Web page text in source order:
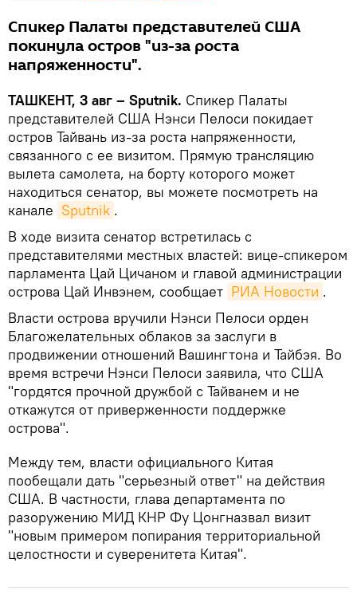
Спикер Палаты представителей США
покинула остров "из-за роста
напряженности".
ТАШКЕНТ, 3 авг – Sputnik. Спикер Палаты
представителей США Нэнси Пелоси покидает
остров Тайвань из-за роста напряженности,
связанного с ее визитом. Прямую трансляцию
вылета самолета, на борту которого может
находиться сенатор, вы можете посмотреть на
канале Sputnik .
В ходе визита сенатор встретилась с
представителями местных властей: вице-спикером
парламента Цай Цичаном и главой администрации
острова Цай Инвэнем, сообщает РИА Новости .
Власти острова вручили Нэнси Пелоси орден
Благожелательных облаков за заслуги в
продвижении отношений Вашингтона и Тайбэя. Во
время встречи Нэнси Пелоси заявила, что США
"гордятся прочной дружбой с Тайванем и не
откажутся от приверженности поддержке
острова".
Между тем, власти официального Китая
пообещали дать "серьезный ответ" на действия
США. В частности, глава департамента по
разоружению МИД КНР Фу Цонгназвал визит
"новым примером попирания территориальной
целостности и суверенитета Китая".